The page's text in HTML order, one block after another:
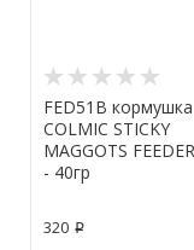
FED51B кормушка
COLMIC STICKY
MAGGOTS
- 40гр
320 p